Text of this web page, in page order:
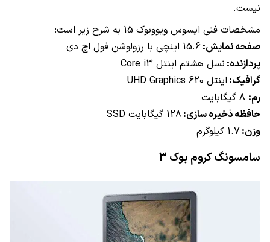
نیست.
مشخصات فنی ایسوس ویووبوک 15 به شرح زیر است:
صفحه نمایش:15.6 اینچی با رزولوشن فول اچ دی
پردازنده: نسل هشتم اینتل Core i3
گرافیک: اینتل UHD Graphics 620
رم:
حافظه ذخیره سازی:128 گیگابایت
SSD
وزن:1.7 کیلوگرم
سامسونگ کروم بوک 3